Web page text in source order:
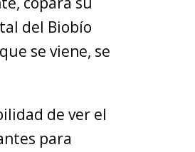
del Biobío
se viene, se
de ver el
para